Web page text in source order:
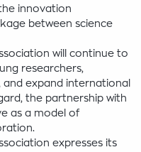
innovation
between science
will continue to
researchers,
and expand international
the partnership with
as a model of
expresses its